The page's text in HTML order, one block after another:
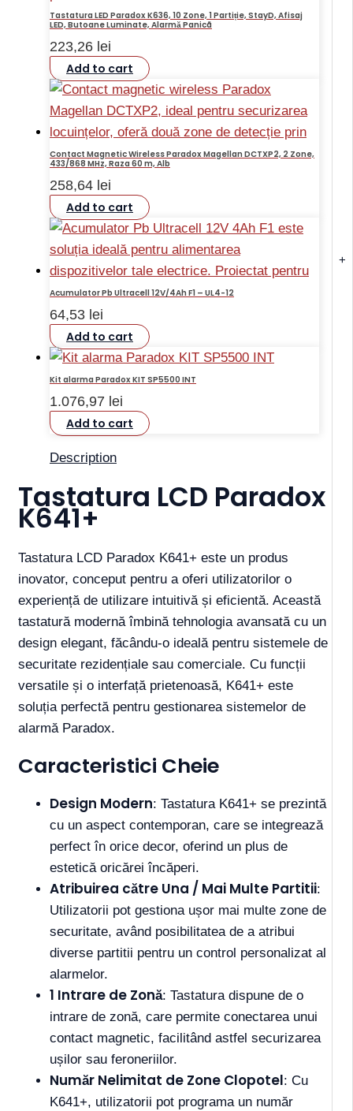
+
Tastatura LED Paradox K636, 10 Zone, 1 Partiție, StayD, Afisaj
LED, Butoane Luminate, Alarmă Panicã
223,26 lei
Add to cart
Contact Magnetic Wireless Paradox Magellan DCTXP2, 2 Zone,
433/868 MHz, Raza 60 m, Alb
258,64 lei
Add to cart
Acumulator Pb Ultracell 12V/4Ah F1 – UL4-12
64,53 lei
Add to cart
Kit alarma Paradox KIT SP5500 INT
1.076,97 lei
Add to cart
Description
Tastatura LCD Paradox
K641+
Tastatura LCD Paradox K641+ este un produs
inovator, conceput pentru a oferi utilizatorilor o
experiență de utilizare intuitivă și eficientă. Această
tastatură modernă îmbină tehnologia avansată cu un
design elegant, făcându-o ideală pentru sistemele de
securitate rezidențiale sau comerciale. Cu funcții
versatile și o interfață prietenoasă, K641+ este
soluția perfectă pentru gestionarea sistemelor de
alarmă Paradox.
Caracteristici Cheie
Design Modern: Tastatura K641+ se prezintă
cu un aspect contemporan, care se integrează
perfect în orice decor, oferind un plus de
estetică oricărei încăperi.
Atribuirea către Una / Mai Multe Partitii:
Utilizatorii pot gestiona ușor mai multe zone de
securitate, având posibilitatea de a atribui
diverse partitii pentru un control personalizat al
alarmelor.
1 Intrare de Zonă: Tastatura dispune de o
intrare de zonă, care permite conectarea unui
contact magnetic, facilitând astfel securizarea
ușilor sau feroneriilor.
Număr Nelimitat de Zone Clopotel: Cu
K641+, utilizatorii pot programa un număr